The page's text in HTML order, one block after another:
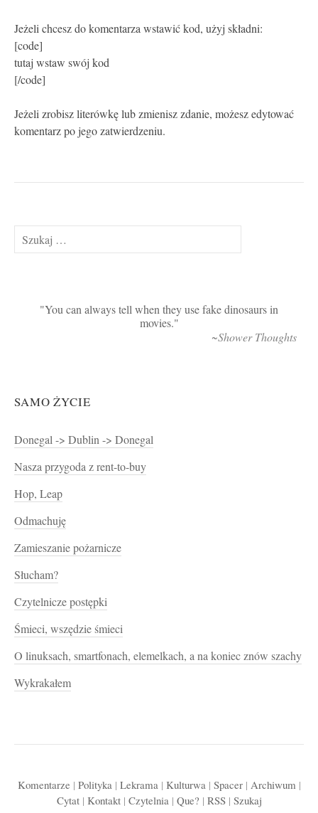
Jeżeli chcesz do komentarza wstawić kod, użyj składni:
[code]
tutaj wstaw swój kod
[/code]
Jeżeli zrobisz literówkę lub zmienisz zdanie, możesz edytować
komentarz po jego zatwierdzeniu.
Szukaj:
You can always tell when they use fake dinosaurs in
movies.
~Shower Thoughts
SAMO ŻYCIE
Donegal -> Dublin -> Donegal
Nasza przygoda z rent-to-buy
Hop, Leap
Odmachuję
Zamieszanie pożarnicze
Słucham?
Czytelnicze postępki
Śmieci, wszędzie śmieci
O linuksach, smartfonach, elemelkach, a na koniec znów szachy
Wykrakałem
Komentarze | Polityka| Lekrama| Kulturwa| Spacer| Archiwum |
Cytat| Kontakt| Czytelnia| Que? | RSS| Szukaj